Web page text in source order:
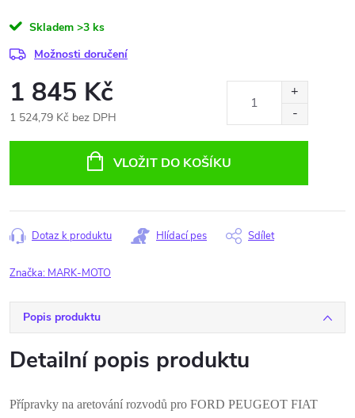
Skladem >3 ks
Možnosti doručení
1 845 Kč
1 524,79 Kč bez DPH
VLOŽIT DO KOŠÍKU
Dotaz k produktu Hlídací pes Sdílet
Značka: MARK-MOTO
Popis produktu
Detailní popis produktu
Přípravky na aretování rozvodů pro FORD PEUGEOT FIAT